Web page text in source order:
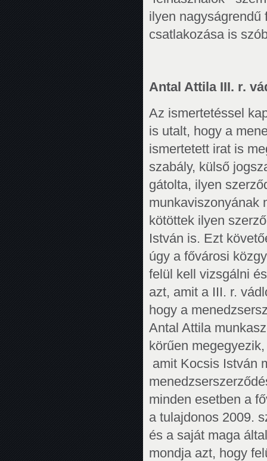
ilyen
csatlakozása is
Antal Attila III. r.
Az ismertetéssel
is utalt, hogy a
ismertetett irat is
szabály, külső
gátolta, ilyen
munkaviszonyának
kötöttek ilyen
István is. Ezt
úgy a fővárosi
felül kell vizsgálni
azt, amit a III. r.
hogy a
Antal Attila
körűen
amit Kocsis István
minden esetben a
a tulajdonos 2009.
és a saját maga
mondja azt, hogy